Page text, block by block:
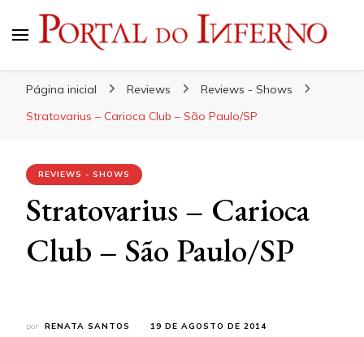
Página inicial Reviews
Reviews - Shows
Stratovarius – Carioca Club – São Paulo/SP
REVIEWS - SHOWS
Stratovarius – Carioca
Club – São Paulo/SP
por RENATA SANTOS 19 DE AGOSTO DE 2014